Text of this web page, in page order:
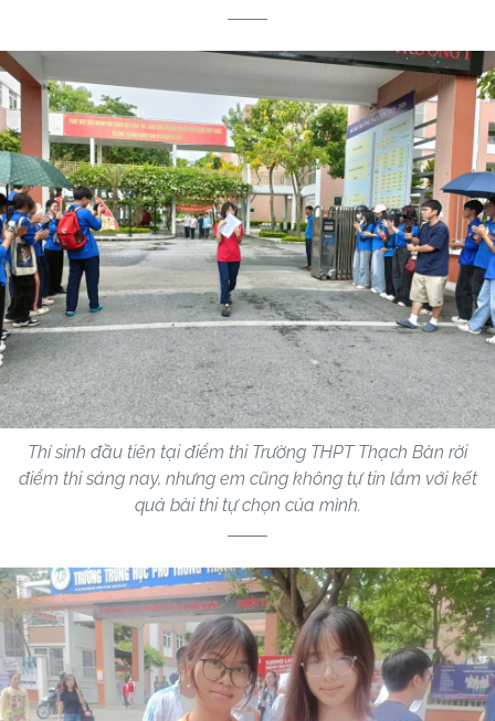
Thí sinh đầu tiên tại điểm thi Trường THPT Thạch Bàn rời
điểm thi sáng nay, nhưng em cũng không tự tin lắm với kết
quả bài thi tự chọn của mình.